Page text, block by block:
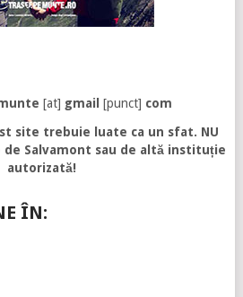
[at] gmail [punct] com
site trebuie luate ca un sfat. NU
Salvamont sau de altă instituție
autorizată!
ÎN: